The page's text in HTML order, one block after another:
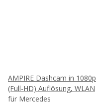
AMPIRE Dashcam in 1080p
(Full-HD) Auflösung, WLAN
für Mercedes